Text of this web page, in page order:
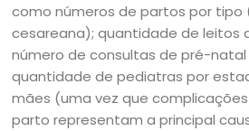
como números de partos por tipo
cesareana); quantidade de leitos
número de consultas de pré-natal
quantidade de pediatras por
mães (uma vez que
parto representam a principal